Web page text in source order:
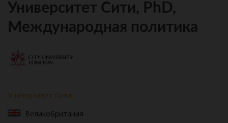
Университет Сити, PhD,
Международная политика
Университет Сити
Великобритания